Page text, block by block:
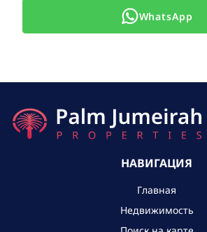
WhatsApp
НАВИГАЦИЯ
Главная
Недвижимость